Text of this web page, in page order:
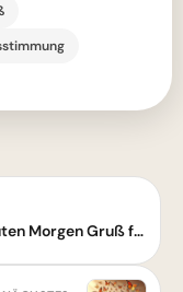
Schönen Dienstag Bilder - Guten Morgen Gruß für heute